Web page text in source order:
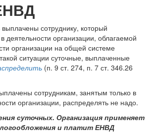
сотруднику, который
деятельности организации, облагаемой
организации на общей системе
ситуации суточные, выплаченные
(п. 9 ст. 274, п. 7 ст. 346.26
сотрудникам, занятым только в
организации, распределять не надо.
суточных. Организация применяет
и платит ЕНВД